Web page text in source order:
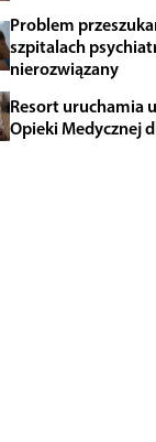
Problem
szpitalach
nierozwiązany
Resort uruchamia
Opieki Medycznej